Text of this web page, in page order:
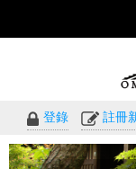
登錄 註冊